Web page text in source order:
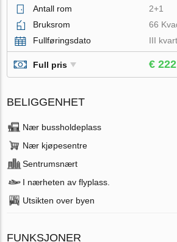
Antall rom
2+1
Bruksrom
66
Fullføringsdato
III
Full pris €
BELIGGENHET
Nær bussholdeplass
Nær kjøpesentre
Sentrumsnært
I nærheten av flyplass.
Utsikten over byen
FUNKSJONER